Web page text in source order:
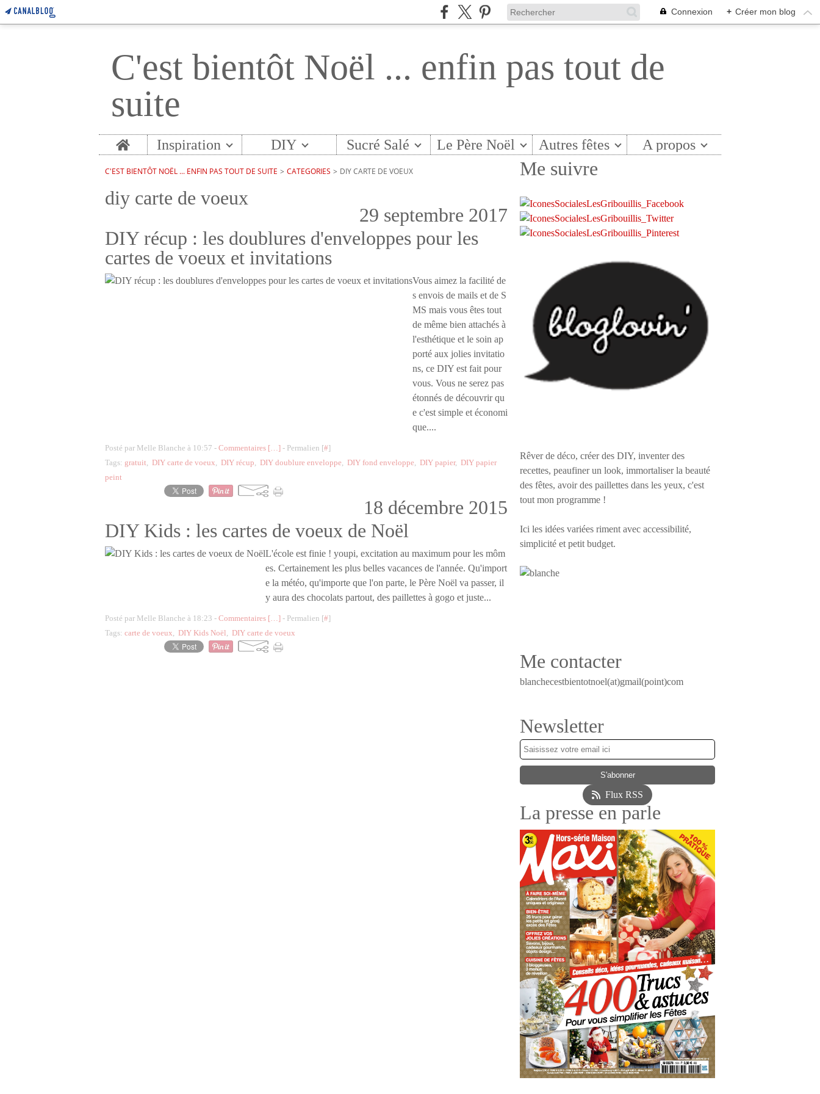
Connexion + Créer mon blog
C'est bientôt Noël ... enfin pas tout de
suite
Home Inspiration DIY Sucré Salé Le Père Noël Autres fêtes A propos
C'EST BIENTÔT NOËL ... ENFIN PAS TOUT DE SUITE > CATEGORIES > DIY CARTE DE VOEUX
diy carte de voeux
29 septembre 2017
DIY récup : les doublures d'enveloppes pour les
cartes de voeux et invitations
Vous aimez la facilité de
s envois de mails et de S
MS mais vous êtes tout
de même bien attachés à
l'esthétique et le soin ap
porté aux jolies invitatio
ns, ce DIY est fait pour
vous. Vous ne serez pas
étonnés de découvrir qu
e c'est simple et économi
que....
Posté par Melle Blanche à 10:57 - Commentaires […] - Permalien [#]
Tags: gratuit, DIY carte de voeux, DIY récup, DIY doublure enveloppe, DIY fond enveloppe, DIY papier, DIY papier
peint
18 décembre 2015
DIY Kids : les cartes de voeux de Noël
L'école est finie ! youpi, excitation au maximum pour les môm
es. Certainement les plus belles vacances de l'année. Qu'import
e la météo, qu'importe que l'on parte, le Père Noël va passer, il
y aura des chocolats partout, des paillettes à gogo et juste...
Posté par Melle Blanche à 18:23 - Commentaires […] - Permalien [#]
Tags: carte de voeux, DIY Kids Noël, DIY carte de voeux
Me suivre
Rêver de déco, créer des DIY, inventer des
recettes, peaufiner un look, immortaliser la beauté
des fêtes, avoir des paillettes dans les yeux, c'est
tout mon programme !
Ici les idées variées riment avec accessibilité,
simplicité et petit budget.
Me contacter
blanchecestbientotnoel(at)gmail(point)com
Newsletter
Flux RSS
La presse en parle